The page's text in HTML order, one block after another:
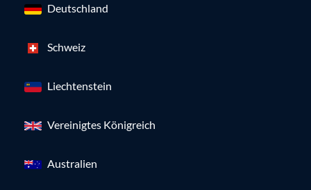
Deutschland
Schweiz
Liechtenstein
Vereinigtes Königreich
Australien